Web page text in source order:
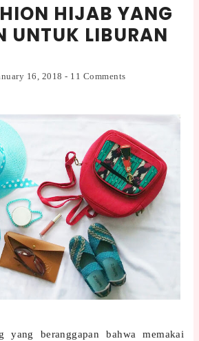
HIJAB YANG
UNTUK LIBURAN
16, 2018- 11 Comments
yang beranggapan bahwa memakai